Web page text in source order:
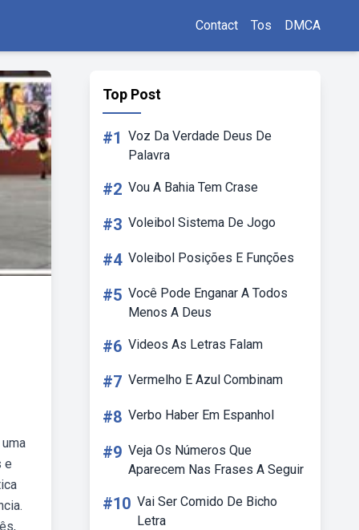
Contact Tos DMCA
e
Top Post
#1 Voz Da Verdade Deus De
Palavra
#2 Vou A Bahia Tem Crase
#3 Voleibol Sistema De Jogo
#4 Voleibol Posições E Funções
#5 Você Pode Enganar A Todos
Menos A Deus
#6 Videos As Letras Falam
#7 Vermelho E Azul Combinam
#8 Verbo Haber Em Espanhol
#9 Veja Os Números Que
Aparecem Nas Frases A Seguir
#10 Vai Ser Comido De Bicho
Letra